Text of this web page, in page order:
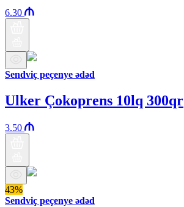
6.30
Sendviç peçenye ədəd
Ulker Çokoprens 10lq 300qr
3.50
43%
Sendviç peçenye ədəd